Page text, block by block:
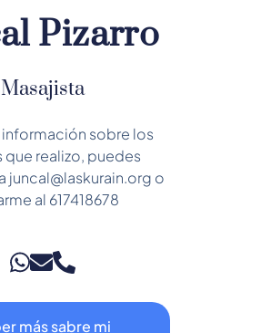
Pizarro
Masajista
información sobre los
que realizo, puedes
juncal@laskurain.org o
al 617418678
más sabre mi